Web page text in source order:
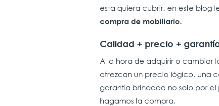
esta quiera cubrir, en este blog
compra de mobiliario.
Calidad + precio +
A la hora de adquirir o cambiar
ofrezcan un precio lógico, una
garantía brindada no solo por
hagamos la compra.